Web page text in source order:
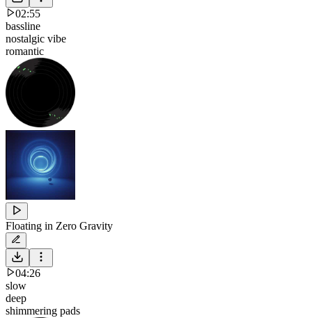
02:55
bassline
nostalgic vibe
romantic
Floating in Zero Gravity
04:26
slow
deep
shimmering pads